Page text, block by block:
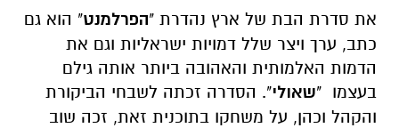
את סדרת הבת של ארץ נהדרת "הפרלמנט" הוא גם
כתב, ערך ויצר שלל דמויות ישראליות וגם את
הדמות האלמותית והאהובה ביותר אותה גילם
בעצמו "שאולי". הסדרה זכתה לשבחי הביקורת
והקהל וכהן, על משחקו בתוכנית זאת, זכה שוב